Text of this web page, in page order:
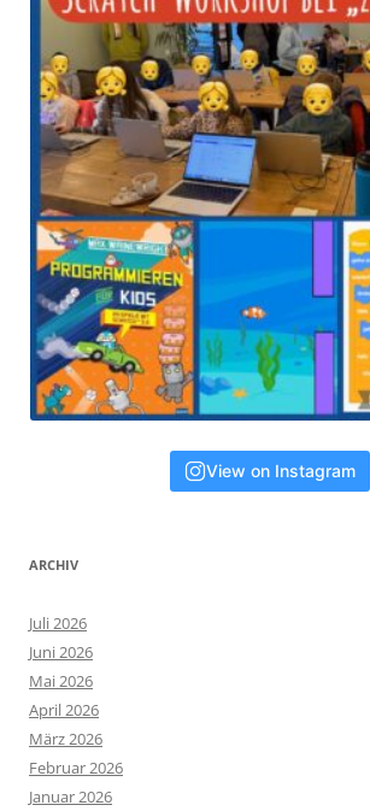
View on Instagram
ARCHIV
Juli 2026
Juni 2026
Mai 2026
April 2026
März 2026
Februar 2026
Januar 2026